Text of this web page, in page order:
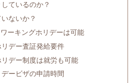
ているのか？
ないか？
ーキングホリデーは可能
デー査証発給要件
デー制度は就労も可能
ービザの申請時間